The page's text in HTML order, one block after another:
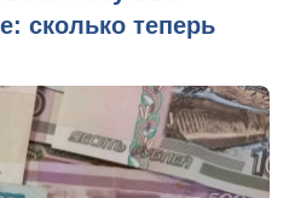
сколько теперь